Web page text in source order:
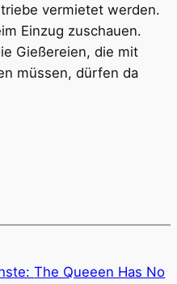
vermietet werden.
Einzug zuschauen.
Gießereien, die mit
müssen, dürfen da
The Queeen Has No